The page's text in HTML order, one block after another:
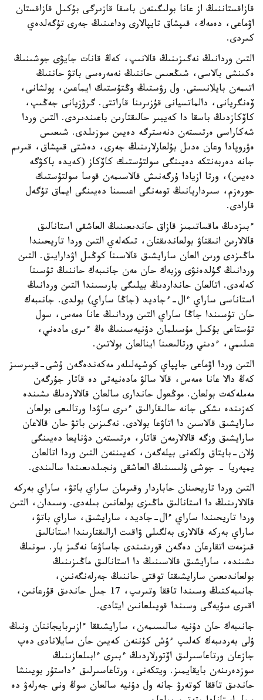
قازاقستاننىڭ از عانا بولىگىنەن باسقا قازىرگى بۇكىل قازاقستان
اۋماعى، دەمەك، قىپشاق تايپالارى وداعىنىڭ جەرى تۇگەلدەي
كىردى.
التىن وردانىڭ نەگىزىنىڭ قالانىپ، كەڭ قانات جايۋى جوشىنىڭ
ەكىنشى بالاسى، شىڭعىس حاننىڭ نەمەرەسى باتۋ حاننىڭ
اتىمەن بايلانىستى. ول رۋستىڭ وڭتۇستىك ايماعىن، پولشانى،
ۆەنگريانى، دالماتسيانى قۇزىرىنا قاراتتى. گرۋزيانى جەڭىپ،
كاۆكازدىڭ باسقا دا كەيبىر حالىقتارىن باعىندىردى. التىن وردا
شەكاراسى ەرتىستەن دنەسترگە دەيىن سوزىلدى. شىعىس
ەۋروپادا وعان ەدىل بۇلعارلارىنىڭ جەرى، دەشتى قىپشاق، قىرىم
جانە دەربەنتكە دەيىنگى سولتۇستىك كاۆكاز (كەيدە باكۋگە
دەيىن)، ورتا ازيادا ۇرگەنىش قالاسىمەن قوسا سولتۇستىك
حورەزم، سىرداريانىڭ تومەنگى اعىسىنا دەيىنگى ايماق تۇگەل
قارادى.
ءبىزدىڭ ماقساتىمىز قازاق حاندىعىنىڭ العاشقى استانالىق
قالالارىن انىقتاۋ بولعاندىقتان، تىكەلەي التىن وردا تاريحىندا
ماڭىزدى ورىن العان سارايشىق قالاسىنا كوڭىل اۋدارايىق. التىن
وردانىڭ گۇلدەنۋى وزبەك حان مەن جانىبەك حاننىڭ تۇسىنا
كەلەدى. اتالعان حانداردىڭ بيلىگى بارىسىندا التىن وردانىڭ
استاناسى ساراي ءال-ءجاديد (جاڭا ساراي) بولدى. جانىبەك
حان تۇسىندا جاڭا ساراي التىن وردانىڭ عانا ەمەس، سول
تۇستاعى بۇكىل مۇسىلمان دۇنيەسىنىڭ ەڭ ءىرى مادەني،
عىلىمي، ءدىني ورتالىعىنا اينالعان بولاتىن.
التىن وردا اۋماعى جاپپاي كوشپەلىلەر مەكەندەگەن ۇشى-قيىرسىز
كەڭ دالا عانا ەمەس، قالا سالۋ مادەنيەتى دە قاتار جۇرگەن
مەملەكەت بولعان. موڭعول حاندارى سالعان قالالاردىڭ ىشىندە
كەزىندە ىشكى جانە حالىقارالىق ءىرى ساۋدا ورتالىعى بولعان
سارايشىق قالاسىن دا اتاۋعا بولادى. نەگىزىن باتۋ حان قالاعان
سارايشىق وزگە قالالارمەن قاتار، ەرتىستەن دۋنايعا دەيىنگى
ۇلان-بايتاق ولكەنى بيلەگەن، كەيىننەن التىن وردا اتالعان
يمپەريا - جوشى ۇلىسىنىڭ العاشقى ونجىلدىعىندا سالىندى.
التىن وردا تاريحىنان حاباردار وقىرمان ساراي باتۋ، ساراي بەركە
قالالارىنىڭ دا استانالىق ماڭىزى بولعانىن بىلەدى. وسىدان، التىن
وردا تاريحىندا ساراي ءال-جاديد، سارايشىق، ساراي باتۋ،
ساراي بەركە قالالارى بەلگىلى ۋاقىت ارالىقتارىندا استانالىق
قىزمەت اتقارعان دەگەن قورىتىندى جاساۋعا نەگىز بار. سونىڭ
ىشىندە، سارايشىق قالاسىنىڭ دا استانالىق ماڭىزىنىڭ
بولعاندىعىن سارايشىقتا توقتى حاننىڭ جەرلەنگەنىن،
جانىبەكتىڭ وسىندا تاققا وتىرىپ، 17 جىل حاندىق قۇرعانىن،
اقىرى سۇيەگى وسىندا قويىلعانىن ايتادى.
جانىبەك حان دۇنيە سالىسىمەن، سارايشىققا ءازىربايجاننان ونىڭ
ۇلى بەردىبەك كەلىپ ءۇش كۇننەن كەيىن حان سايلانادى دەپ
جازعان ورتاعاسىرلىق اۆتورلاردىڭ ءبىرى ءابىلعازىنىڭ
سوزدەرىنەن بايقايمىز. ويتكەنى، ورتاعاسىرلىق ءداستۇر بويىنشا
حاندىق تاققا كوتەرۋ جانە ول دۇنيە سالعان سوڭ ونى جەرلەۋ دە